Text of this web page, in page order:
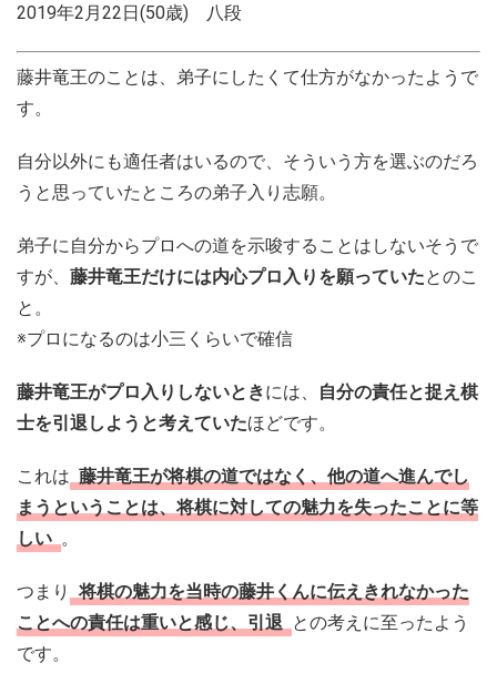
2019年2月22日(50歳) 八段
藤井竜王のことは、弟子にしたくて仕方がなかったようで
す。
自分以外にも適任者はいるので、そういう方を選ぶのだろ
うと思っていたところの弟子入り志願。
弟子に自分からプロへの道を示唆することはしないそうで
すが、 藤井竜王だけには内心プロ入りを願っていたとのこ
と。
※プロになるのは小三くらいで確信
藤井竜王がプロ入りしないときには、
自分の責任と捉え棋
士を引退しようと考えていたほどです。
これは 藤井竜王が将棋の道ではなく、他の道へ進んでし
まうということは、将棋に対しての魅力を失ったことに等
しい 。
つまり
将棋の魅力を当時の藤井くんに伝えきれなかった
ことへの責任は重いと感じ、引退 との考えに至ったよう
です。